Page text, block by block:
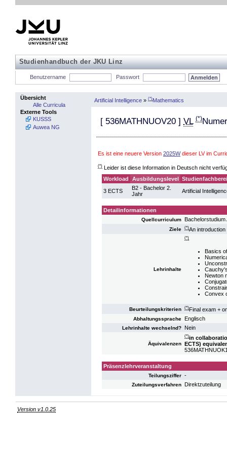
Studienhandbuch der JKU Linz
Benutzername Passwort
Übersicht
Alle Curricula
Externe Tools
KUSSS
Auwea NG
Artificial Intelligence » (*)Mathematics
[ 536MATHNUOV20 ] VL (*)
Es ist eine neuere Version 2025Wdieser LV im
(*) Leider ist diese Information in Deutsch nicht
Workload
Ausbildungslevel
3 ECTS
B2 - Bachelor 2.
Jahr
Artificial
Detailinformationen
Quellcurriculum Bachelorstudium
Ziele (*)An
Lehrinhalte
(*)
Basics
Newton
Convex
Beurteilungskriterien (*)Final exam +
Abhaltungssprache Englisch
Lehrinhalte wechselnd? Nein
Äquivalenzen
(*)in
ECTS)
Präsenzlehrveranstaltung
Teilungsziffer -
Zuteilungsverfahren Direktzuteilung
Version v1.0.25